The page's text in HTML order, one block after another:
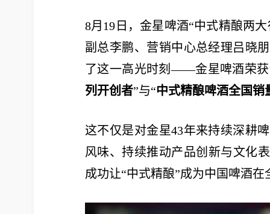
8月19日，金星啤酒“中式精酿两
副总李鹏、营销中心总经理吕晓
了这一高光时刻——金星啤酒荣获
列开创者”与“中式精酿啤酒全国销
这不仅是对金星43年来持续深耕
风味、持续推动产品创新与文化
成功让“中式精酿”成为中国啤酒